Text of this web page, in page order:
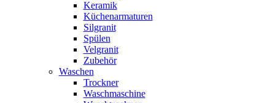
Keramik
Küchenarmaturen
Silgranit
Spülen
Velgranit
Zubehör
Waschen
Trockner
Waschmaschine